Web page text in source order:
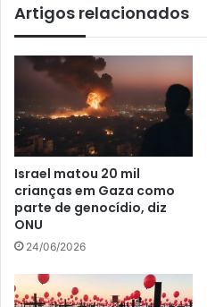
Artigos relacionados
Israel matou 20 mil
crianças em Gaza como
parte de genocídio, diz
ONU
24/06/2026